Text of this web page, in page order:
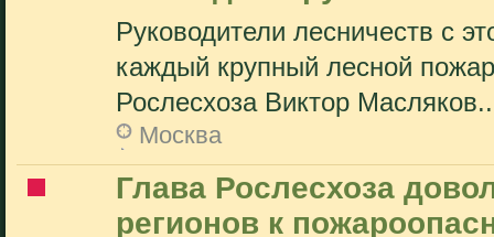
Руководители лесничеств с
каждый крупный лесной
Рослесхоза Виктор
Москва
Глава Рослесхоза
регионов к